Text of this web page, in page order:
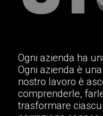
Ogni azienda ha
Ogni azienda è
nostro lavoro è
comprenderle,
trasformare